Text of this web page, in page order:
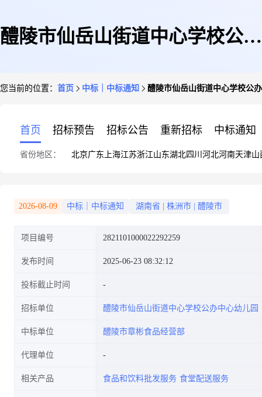
醴陵市仙岳山街道中心学校公办
告
您当前的位置： 首页 中标｜中标通知 醴陵市仙岳山街道中心学校公
首页 招标预告 招标公告 重新招标 中标通知
省份地区： 北京广东 上海江苏浙江山东湖北四川 河北河南天津山
2026-08-09 中标｜中标通知 湖南省 株洲市 醴陵市
项目编号 2821101000022292259
发布时间 2025-06-23 08:32:12
投标截止时间
招标单位 醴陵市仙岳山街道中心学校公办中心幼儿园
中标单位 醴陵市章彬食品经营部
代理单位
相关产品 食品和饮料批发服务 食堂配送服务